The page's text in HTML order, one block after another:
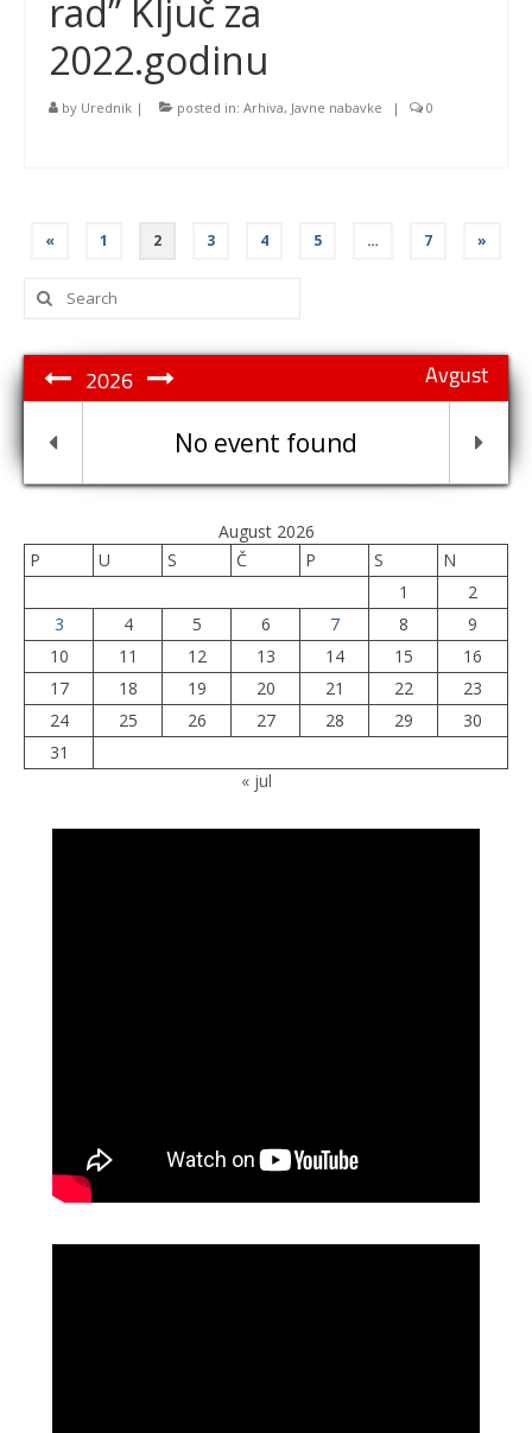
rad” Ključ za
2022.godinu
by Urednik | posted in: Arhiva, Javne nabavke | 0
Posts
pagination
« 1 2 3 4 5 … 7 »
Search
for:
Avgust
2026
No event found
August 2026
P
U S Č P S
N
1
2
3
4 5 6 7 8
9
10
11 12 13 14 15
16
17
18 19 20 21 22
23
24
25 26 27 28 29
30
31
« jul